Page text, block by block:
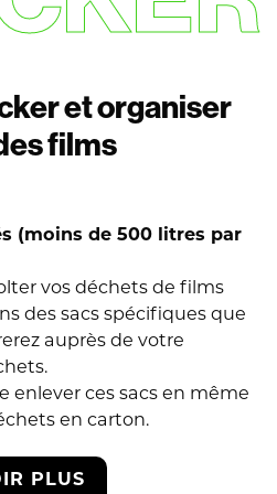
et organiser
films
(moins de 500 litres par
vos déchets de films
des sacs spécifiques que
auprès de votre
enlever ces sacs en même
en carton.
PLUS